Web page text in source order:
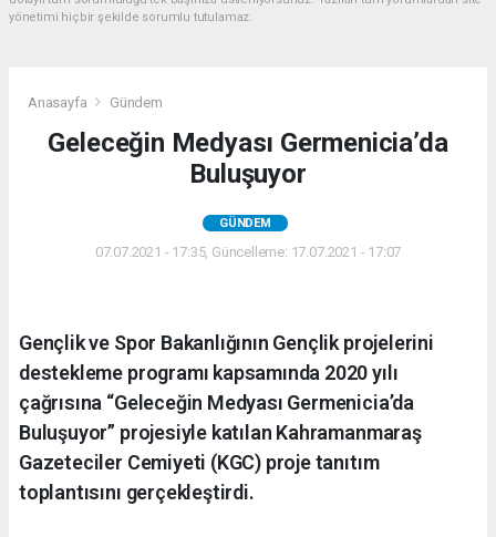
yönetimi hiçbir şekilde sorumlu tutulamaz.
Anasayfa Gündem
Geleceğin Medyası Germenicia’da
Buluşuyor
GÜNDEM
07.07.2021 - 17:35, Güncelleme: 17.07.2021 - 17:07
Gençlik ve Spor Bakanlığının Gençlik projelerini
destekleme programı kapsamında 2020 yılı
çağrısına “Geleceğin Medyası Germenicia’da
Buluşuyor” projesiyle katılan Kahramanmaraş
Gazeteciler Cemiyeti (KGC) proje tanıtım
toplantısını gerçekleştirdi.